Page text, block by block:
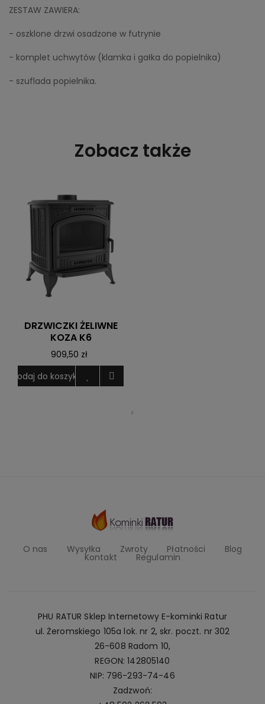
ZESTAW ZAWIERA:
- oszklone drzwi osadzone w futrynie
- komplet uchwytów (klamka i gałka do popielnika)
- szuflada popielnika.
Zobacz także
DRZWICZKI ŻELIWNE
KOZA K6
909,50 zł
Dodaj do koszyka
O nas Wysyłka Zwroty Płatności Blog
Kontakt Regulamin
PHU RATUR Sklep Internetowy E-kominki Ratur
ul. Żeromskiego 105a lok. nr 2, skr. poczt. nr 302
26-608 Radom 10,
REGON: 142805140
NIP: 796-293-74-46
Zadzwoń: